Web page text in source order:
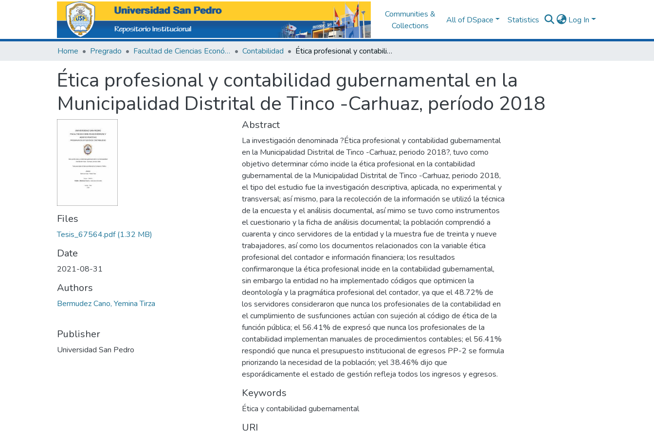
Communities &
Collections
All of DSpace Statistics Log In
Home Pregrado Facultad de Ciencias Económicas y Administrativas Contabilidad Ética profesional y contabilidad gubernamental en la Municipalidad Distrital de Tinco -Carhuaz, período 2018
Ética profesional y contabilidad gubernamental en la
Municipalidad Distrital de Tinco -Carhuaz, período 2018
Files
Tesis_67564.pdf(1.32 MB)
Date
2021-08-31
Authors
Bermudez Cano, Yemina Tirza
Publisher
Universidad San Pedro
Abstract
La investigación denominada ?Ética profesional y contabilidad gubernamental
en la Municipalidad Distrital de Tinco -Carhuaz, periodo 2018?, tuvo como
objetivo determinar cómo incide la ética profesional en la contabilidad
gubernamental de la Municipalidad Distrital de Tinco -Carhuaz, periodo 2018,
el tipo del estudio fue la investigación descriptiva, aplicada, no experimental y
transversal; así mismo, para la recolección de la información se utilizó la técnica
de la encuesta y el análisis documental, así mimo se tuvo como instrumentos
el cuestionario y la ficha de análisis documental; la población comprendió a
cuarenta y cinco servidores de la entidad y la muestra fue de treinta y nueve
trabajadores, así como los documentos relacionados con la variable ética
profesional del contador e información financiera; los resultados
confirmaronque la ética profesional incide en la contabilidad gubernamental,
sin embargo la entidad no ha implementado códigos que optimicen la
deontología y la pragmática profesional del contador, ya que el 48.72% de
los servidores consideraron que nunca los profesionales de la contabilidad en
el cumplimiento de susfunciones actúan con sujeción al código de ética de la
función pública; el 56.41% de expresó que nunca los profesionales de la
contabilidad implementan manuales de procedimientos contables; el 56.41%
respondió que nunca el presupuesto institucional de egresos PP-2 se formula
priorizando la necesidad de la población; yel 38.46% dijo que
esporádicamente el estado de gestión refleja todos los ingresos y egresos.
Keywords
Ética y contabilidad gubernamental
URI